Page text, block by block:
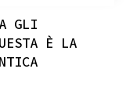
GLI
È LA